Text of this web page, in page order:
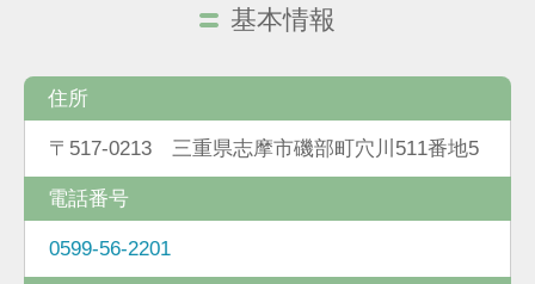
基本情報
住所
〒517-0213 三重県志摩市磯部町穴川511番地5
電話番号
0599-56-2201